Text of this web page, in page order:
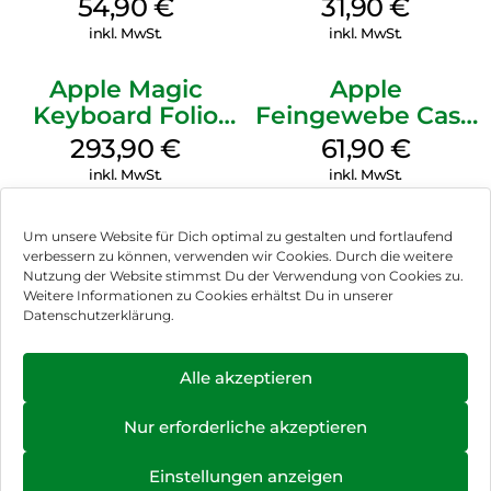
Um unsere Website für Dich optimal zu gestalten und fortlaufend
verbessern zu können, verwenden wir Cookies. Durch die weitere
Nutzung der Website stimmst Du der Verwendung von Cookies zu.
Weitere Informationen zu Cookies erhältst Du in unserer
Datenschutzerklärung.
Alle akzeptieren
Nur erforderliche akzeptieren
Einstellungen anzeigen
Green
54,90 €
inkl. MwSt.
31,90€
inkl. MwSt.
Apple Magic
Keyboard Folio
iPad 10.9″ (10.Gen.)
Weiß
293,90€
inkl. MwSt.
Apple
Feingewebe Case
iPhone 15 Pro
MagSafe Schwarz
61,90 €
inkl. MwSt.
Impressum
Hinweis zur Batterieentsorgung